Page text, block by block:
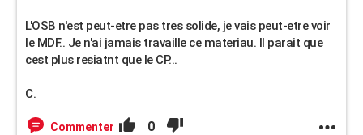
L'OSB n'est peut-etre pas tres solide, je vais peut-etre voir
le MDF.. Je n'ai jamais travaille ce materiau. Il parait que
cest plus resiatnt que le CP...
C.
Commenter 0